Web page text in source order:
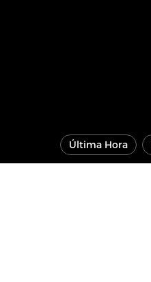
Última Hora